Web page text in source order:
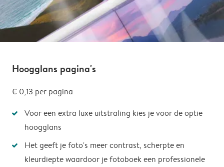
Hoogglans pagina's
€ 0,13 per pagina
Voor een extra luxe uitstraling kies je voor de optie
hoogglans
Het geeft je foto's meer contrast, scherpte en
kleurdiepte waardoor je fotoboek een professionele